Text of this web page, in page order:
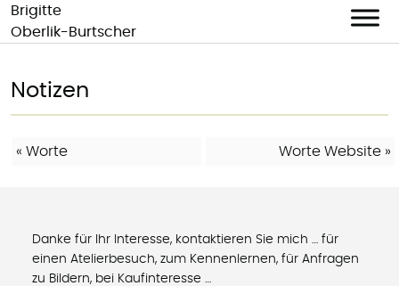
Skip
content
Brigitte
Oberlik-Burtscher
Notizen
BEITRAGS-
« Worte Worte Website »
Danke für Ihr Interesse, kontaktieren Sie mich … für
einen Atelierbesuch, zum Kennenlernen, für Anfragen
zu Bildern, bei Kaufinteresse …